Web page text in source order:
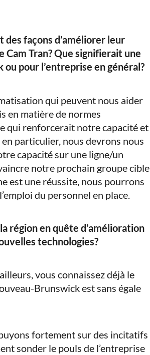
façons d’améliorer leur
Tran? Que signifierait une
pour l’entreprise en général?
qui peuvent nous aider
en matière de normes
qui renforcerait notre capacité et
particulier, nous devrons nous
capacité sur une ligne/un
notre prochain groupe cible
est une réussite, nous pourrons
du personnel en place.
région en quête d’amélioration
technologies?
vous connaissez déjà le
Brunswick est sans égale
fortement sur des incitatifs
sonder le pouls de l’entreprise